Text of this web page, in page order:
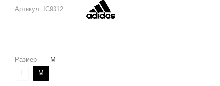
Артикул: IC9312
Размер — M
L
M